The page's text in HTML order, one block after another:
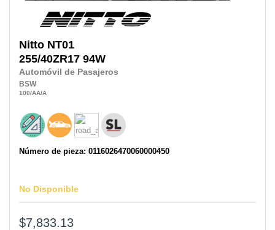
Nitto NT01
255/40ZR17 94W
Automóvil de Pasajeros
BSW
100/AA/A
Número de pieza: 0116026470060000450
No Disponible
$7,833.13